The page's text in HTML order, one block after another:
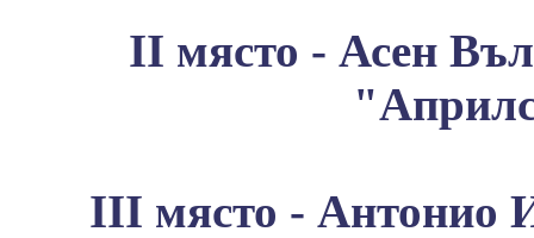
II място - Асен
III място - Антонио